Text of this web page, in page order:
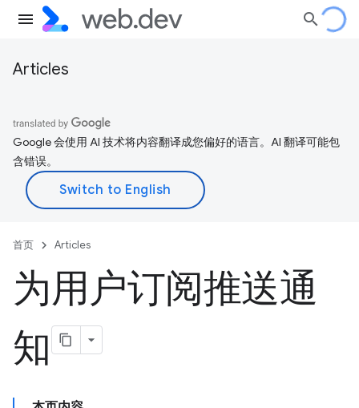
Articles
Google 会使用 AI 技术将内容翻译成您偏好的语言。AI 翻译可能包
含错误。
首页 Articles
为用户订阅推送通
知